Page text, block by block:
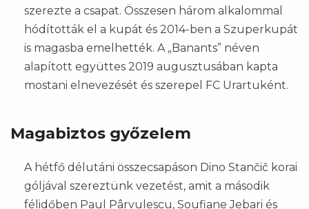
szerezte a csapat. Összesen három alkalommal
hódították el a kupát és 2014-ben a Szuperkupát
is magasba emelhették. A „Banants” néven
alapított együttes 2019 augusztusában kapta
mostani elnevezését és szerepel FC Urartuként.
Magabiztos győzelem
A hétfő délutáni összecsapáson Dino Stančič korai
góljával szereztünk vezetést, amit a második
félidőben Paul Pârvulescu, Soufiane Jebari és